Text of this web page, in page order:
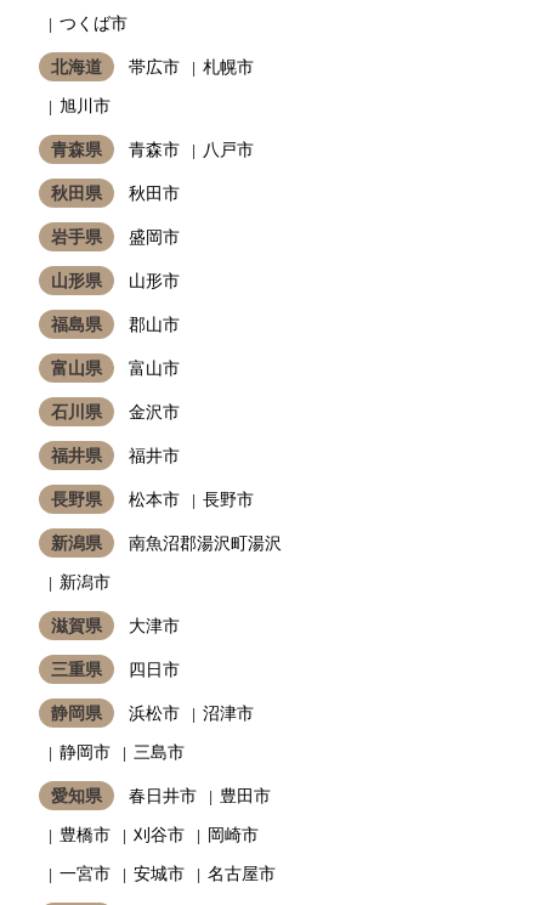
つくば市
北海道 帯広市
札幌市
旭川市
青森県 青森市 八戸市
秋田県 秋田市
岩手県 盛岡市
山形県 山形市
福島県 郡山市
富山県 富山市
石川県 金沢市
福井県 福井市
長野県 松本市 長野市
新潟県
南魚沼郡湯沢町湯沢
新潟市
滋賀県 大津市
三重県 四日市
静岡県 浜松市
沼津市
静岡市
三島市
愛知県 春日井市
豊田市
豊橋市
刈谷市
岡崎市
一宮市
安城市 名古屋市